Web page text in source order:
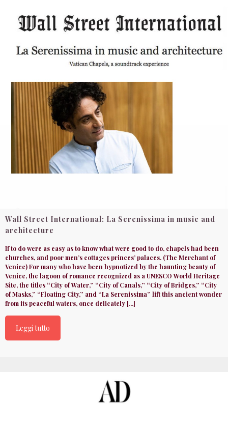
Wall Street International: La Serenissima in music and
architecture
If to do were as easy as to know what were good to do, chapels had been
churches, and poor men’s cottages princes’ palaces. (The Merchant of
Venice) For many who have been hypnotized by the haunting beauty of
Venice, the lagoon of romance recognized as a UNESCO World Heritage
Site, the titles “City of Water,” “City of Canals,” “City of Bridges,” “City
of Masks,” “Floating City,” and “La Serenissima” lift this ancient wonder
from its peaceful waters, once delicately [...]
Leggi tutto